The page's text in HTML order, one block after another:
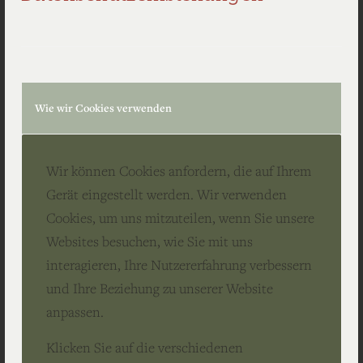
Wie wir Cookies verwenden
Wir können Cookies anfordern, die auf Ihrem
Gerät eingestellt werden. Wir verwenden
Cookies, um uns mitzuteilen, wenn Sie unsere
Websites besuchen, wie Sie mit uns
interagieren, Ihre Nutzererfahrung verbessern
und Ihre Beziehung zu unserer Website
anpassen.
Klicken Sie auf die verschiedenen